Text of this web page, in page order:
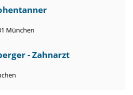
München
- Zahnarzt